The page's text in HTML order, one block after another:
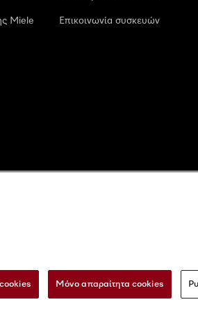
Miele Επικοινωνία συσκευών
ψηφιακές υπηρεσίες Φόρμα
Μόνο απαραίτητα cookies